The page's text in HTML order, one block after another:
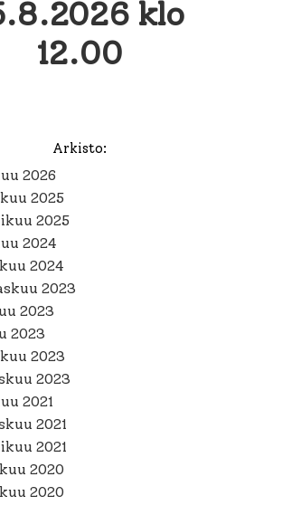
klo
12.00
Arkisto:
2026
2025
2025
2024
2024
2023
2023
2023
2023
2023
2021
2021
2021
2020
2020